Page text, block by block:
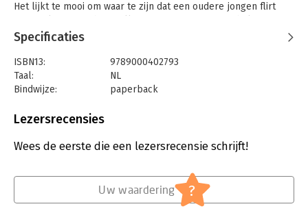
Het lijkt te mooi om waar te zijn dat een oudere jongen flirt
voor haar knappe teamgenoot, een leuke meid uit Londen…
Toch?
Plotseling lijkt het alsof alles anders is dan voorheen. De
vriendinnen worden verscheurd tussen school en nieuwe
relaties. De tijd zal leren of hun vriendschap dat overleeft…
Het los te lezen vervolg op De Taylors, waarin de bekende
‘Easter eggs’ voor Taylor Swift-fans vanaf 12 jaar.
Specificaties
ISBN13:
9789000402793
Taal:
NL
Bindwijze:
paperback
Uitgever:
Verschijningsdatum:
26-3-2026
De Taylors Version
Lezersrecensies
Wees de eerste die een lezersrecensie schrijft!
Uw waardering ?